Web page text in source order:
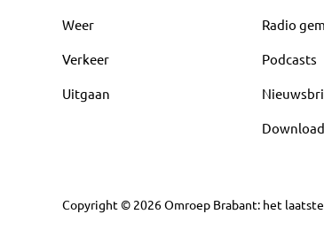
Weer
Verkeer
Uitgaan
Radio
Podcasts
Copyright © 2026Omroep Brabant: het